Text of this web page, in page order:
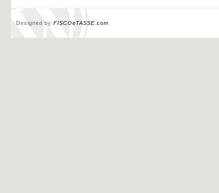
Designed by FISCOeTASSE.com